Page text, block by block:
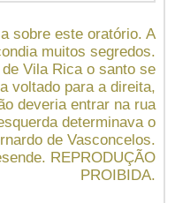
sobre este oratório. A
muitos segredos.
Vila Rica o santo se
voltado para a direita,
deveria entrar na rua
determinava o
de Vasconcelos.
REPRODUÇÃO
PROIBIDA.